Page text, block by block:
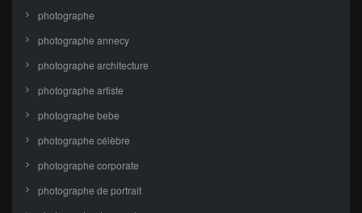
photographe
photographe annecy
photographe architecture
photographe artiste
photographe bebe
photographe célèbre
photographe corporate
photographe de portrait